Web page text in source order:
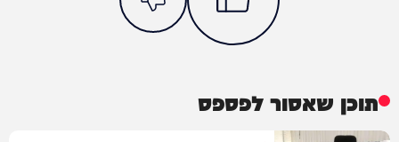
תוכן שאסור לפספס